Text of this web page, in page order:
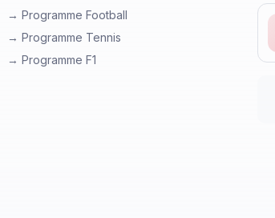
→ Programme Football
→ Programme Tennis
→ Programme F1